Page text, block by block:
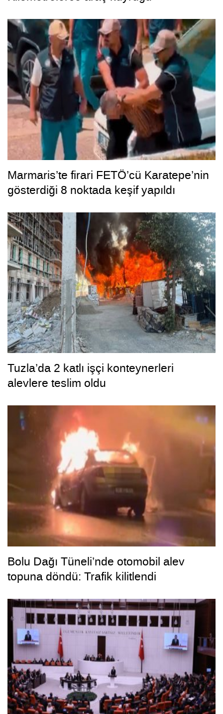
Marmaris’te firari FETÖ’cü Karatepe’nin
gösterdiği 8 noktada keşif yapıldı
Tuzla’da 2 katlı işçi konteynerleri
alevlere teslim oldu
Bolu Dağı Tüneli’nde otomobil alev
topuna döndü: Trafik kilitlendi